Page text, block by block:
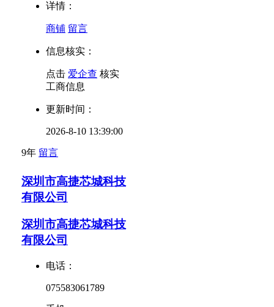
详情：
商铺 留言
信息核实：
点击 爱企查 核实
工商信息
更新时间：
2026-8-10 13:39:00
9年 留言
深圳市高捷芯城科技
有限公司
深圳市高捷芯城科技
有限公司
电话：
075583061789